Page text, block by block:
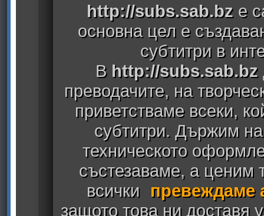
http://subs.sab.bz е
основна цел е
субтитри в
В http://subs.sab.bz
преводачите, на
приветстваме всеки,
субтитри. Държим
техническото
състезаваме, а ценим
всички
превеждаме
защото това ни доставя